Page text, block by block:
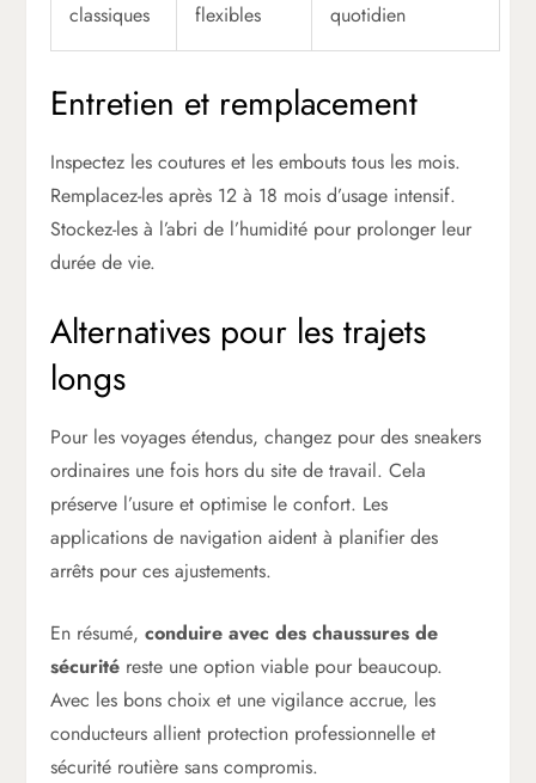
classiques
flexibles
quotidien
Entretien et remplacement
Inspectez les coutures et les embouts tous les mois.
Remplacez-les après 12 à 18 mois d’usage intensif.
Stockez-les à l’abri de l’humidité pour prolonger leur
durée de vie.
Alternatives pour les trajets
longs
Pour les voyages étendus, changez pour des sneakers
ordinaires une fois hors du site de travail. Cela
préserve l’usure et optimise le confort. Les
applications de navigation aident à planifier des
arrêts pour ces ajustements.
En résumé,conduire avec des chaussures de
sécurité reste une option viable pour beaucoup.
Avec les bons choix et une vigilance accrue, les
conducteurs allient protection professionnelle et
sécurité routière sans compromis.